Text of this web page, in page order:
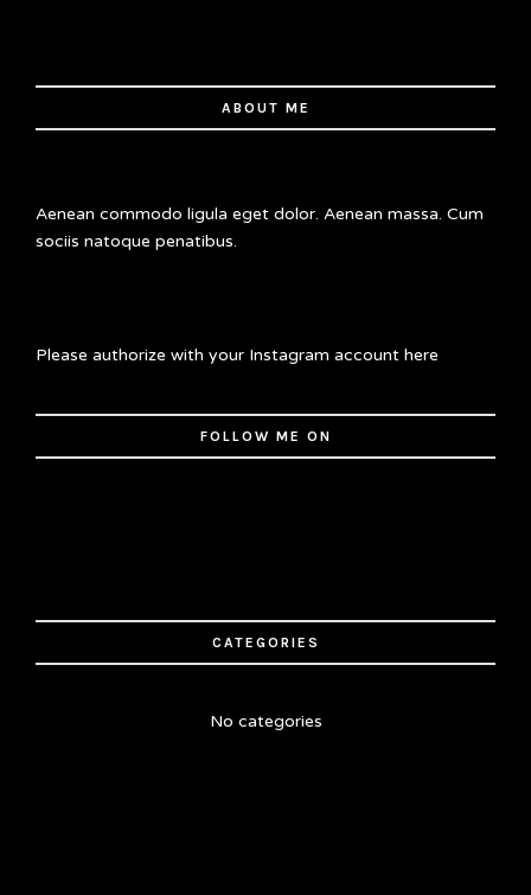
ABOUT ME
Aenean commodo ligula eget dolor. Aenean massa. Cum
sociis natoque penatibus.
Please authorize with your Instagram account here
FOLLOW ME ON
CATEGORIES
No categories